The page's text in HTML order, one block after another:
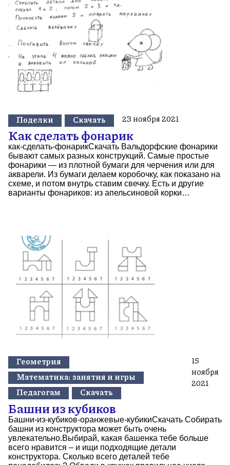
Поделки Скачать 23 ноября 2021
Как сделать фонарик
как-сделать-фонарикСкачать Вальдорфские фонарики
бывают самых разных конструкций. Самые простые
фонарики — из плотной бумаги для черчения или для
акварели. Из бумаги делаем коробочку, как показано на
схеме, и потом внутрь ставим свечку. Есть и другие
варианты фонариков: из апельсиновой корки…
Геометрия
Математика: занятия и игры
Педагогам
Скачать
15
ноября
2021
Башни из кубиков
Башни-из-кубиков-оранжевые-кубикиСкачать Собирать
башни из конструктора может быть очень
увлекательно.Выбирай, какая башенка тебе больше
всего нравится – и ищи подходящие детали
конструктора. Сколько всего деталей тебе